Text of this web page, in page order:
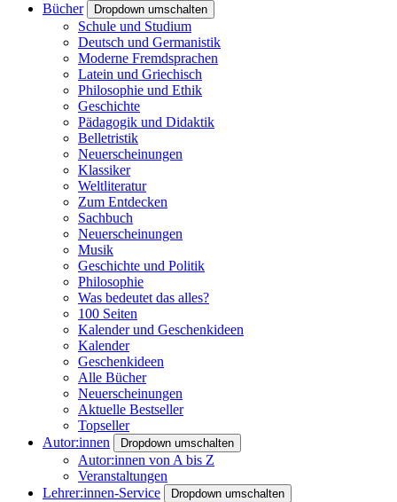
Bücher
Dropdown umschalten
Schule und Studium
Deutsch und Germanistik
Moderne Fremdsprachen
Latein und Griechisch
Philosophie und Ethik
Geschichte
Pädagogik und Didaktik
Belletristik
Neuerscheinungen
Klassiker
Weltliteratur
Zum Entdecken
Sachbuch
Neuerscheinungen
Musik
Geschichte und Politik
Philosophie
Was bedeutet das alles?
100 Seiten
Kalender und Geschenkideen
Kalender
Geschenkideen
Alle Bücher
Neuerscheinungen
Aktuelle Bestseller
Topseller
Autor:innen
Dropdown umschalten
Autor:innen von A bis Z
Veranstaltungen
Lehrer:innen-Service
Dropdown umschalten